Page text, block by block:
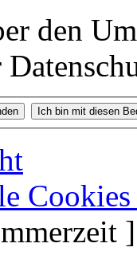
den
Cookies
]